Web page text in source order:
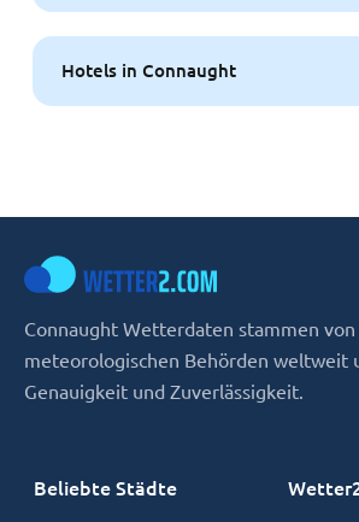
Hotels in Connaught
Connaught Wetterdaten stammen
meteorologischen Behörden weltweit
Genauigkeit und Zuverlässigkeit.
Beliebte Städte